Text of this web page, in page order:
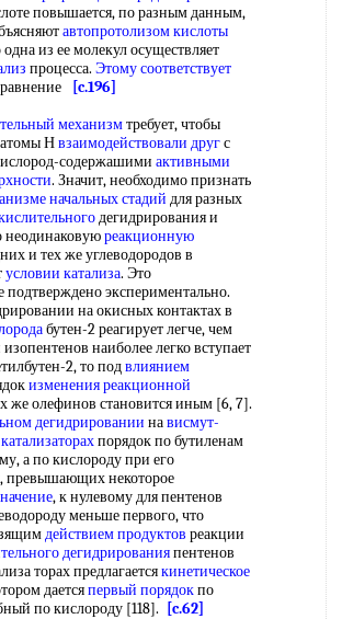
повышается, по разным данным,
автопротолизом кислоты
из ее молекул осуществляет
процесса. Этому соответствует
[c.196]
механизмтребует, чтобы
Нвзаимодействовали другс
содержашими активными
. Значит, необходимо признать
начальных стадий для разных
дегидрирования и
неодинаковуюреакционную
и тех же углеводородов в
условии катализа. Это
экспериментально.
на окисных контактах в
бутен-2 реагирует легче, чем
изопентенов наиболее легко вступает
2, то подвлиянием
изменения реакционной
же олефинов становится иным [6, 7].
дегидрировании нависмут-
порядок по бутиленам
а по кислороду при его
превышающих некоторое
, к нулевому для пентенов
меньше первого, что
действием продуктов реакции
дегидрированияпентенов
торах предлагаетсякинетическое
даетсяпервый порядокпо
по кислороду [118].
[c.62]